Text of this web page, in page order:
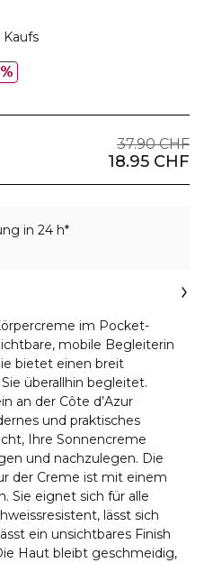
Kaufs
37.90 CHF
18.95 CHF
in 24 h*
im Pocket-
mobile Begleiterin
bietet einen breit
überallhin begleitet.
an der Côte d’Azur
und praktisches
Ihre Sonnencreme
und nachzulegen. Die
der Creme ist mit einem
Sie eignet sich für alle
lässt sich
ein unsichtbares Finish
Haut bleibt geschmeidig,